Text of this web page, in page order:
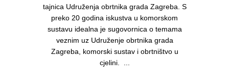
tajnica Udruženja obrtnika grada Zagreba. S
preko 20 godina iskustva u komorskom
sustavu idealna je sugovornica o temama
veznim uz Udruženje obrtnika grada
Zagreba, komorski sustav i obrtništvo u
cjelini. ...